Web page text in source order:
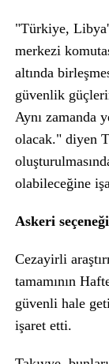
"Türkiye,
merkezi
altında
güvenlik
Aynı zamanda
olacak." diyen
olabileceğine
Askeri
Cezayirli
tamamının
güvenli hale
işaret etti.